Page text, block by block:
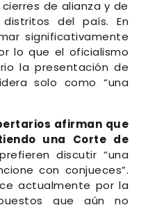
de alianza y de
del país. En
significativamente
lo que el oficialismo
la presentación de
solo como “una
afirman que
una Corte de
discutir “una
con conjueces”.
actualmente por la
que aún no